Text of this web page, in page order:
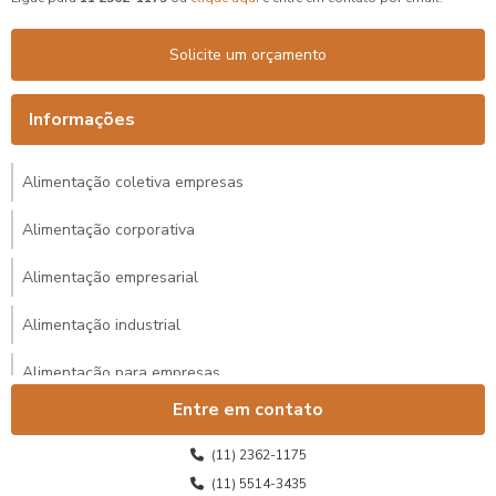
Solicite um orçamento
Informações
Alimentação coletiva empresas
Alimentação corporativa
Alimentação empresarial
Alimentação industrial
Alimentação para empresas
Alimentação para eventos corporativos
Alimentação para eventos corporativos sp
Entre em contato
(11) 2362-1175
(11) 5514-3435